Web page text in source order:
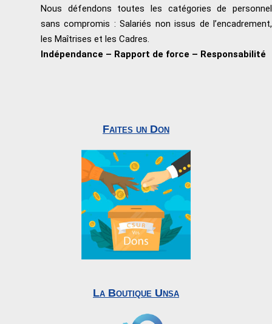
Nous défendons toutes les catégories de personnel
sans compromis : Salariés non issus de l’encadrement,
les Maîtrises et les Cadres.
Indépendance – Rapport de force – Responsabilité
Faites un Don
La Boutique Unsa